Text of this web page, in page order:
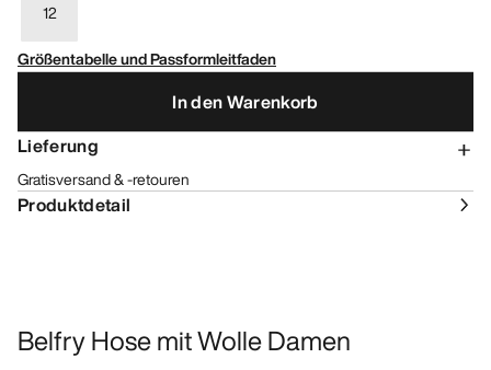
12
Größentabelle und Passformleitfaden
In den Warenkorb
Lieferung
Gratisversand & -retouren
Produktdetail
Belfry Hose mit Wolle Damen